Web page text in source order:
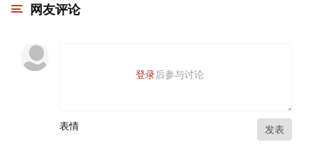
网友评论
登录后参与讨论
表情 发表